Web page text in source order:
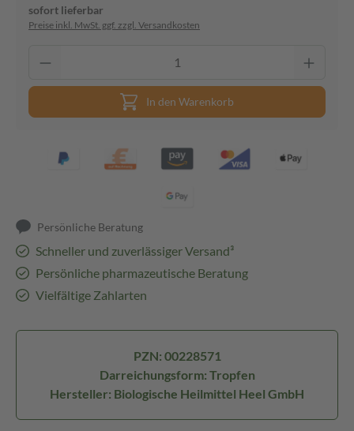
sofort lieferbar
Preise inkl. MwSt. ggf. zzgl. Versandkosten
In den Warenkorb
Persönliche Beratung
Schneller und zuverlässiger Versand³
Persönliche pharmazeutische Beratung
Vielfältige Zahlarten
PZN: 00228571
Darreichungsform: Tropfen
Hersteller: Biologische Heilmittel Heel GmbH